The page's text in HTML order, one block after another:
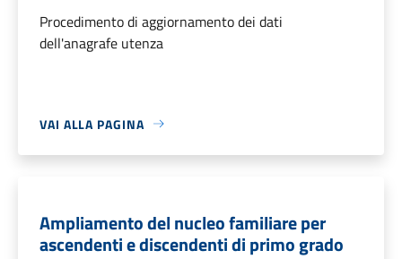
Procedimento di aggiornamento dei dati
dell'anagrafe utenza
VAI ALLA PAGINA
Ampliamento del nucleo familiare per
ascendenti e discendenti di primo grado